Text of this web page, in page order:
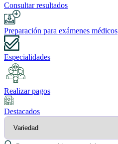
Consultar resultados
Preparación para exámenes médicos
Especialidades
Realizar pagos
Destacados